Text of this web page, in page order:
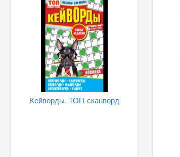
Кейворды. ТОП-сканворд